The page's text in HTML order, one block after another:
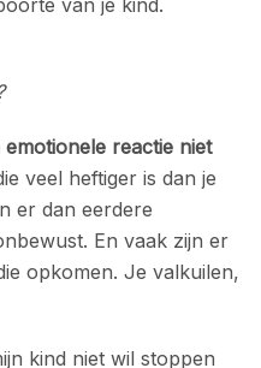
van je kind.
reactie niet
veel heftiger is dan je
er dan eerdere
En vaak zijn er
opkomen. Je valkuilen,
kind niet wil stoppen